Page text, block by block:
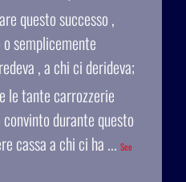
questo successo ,
semplicemente
, a chi ci derideva;
le tante carrozzerie
durante questo
cassa a chi ci ha ... See